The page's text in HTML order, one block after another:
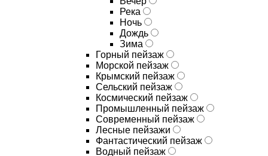
Река
Ночь
Дождь
Зима
Горный пейзаж
Морской пейзаж
Крымский пейзаж
Сельский пейзаж
Космический пейзаж
Промышленный пейзаж
Современный пейзаж
Лесные пейзажи
Фантастический пейзаж
Водный пейзаж